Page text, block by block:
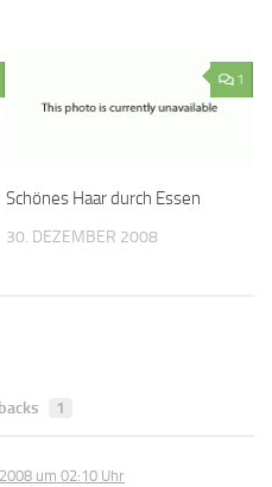
1
Schönes Haar durch Essen
30. DEZEMBER 2008
1
um 02:10 Uhr